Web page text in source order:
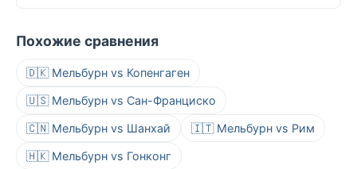
Похожие сравнения
🇩🇰 Мельбурн vs Копенгаген
🇺🇸 Мельбурн vs Сан-Франциско
🇨🇳 Мельбурн vs Шанхай 🇮🇹 Мельбурн vs Рим
🇭🇰 Мельбурн vs Гонконг